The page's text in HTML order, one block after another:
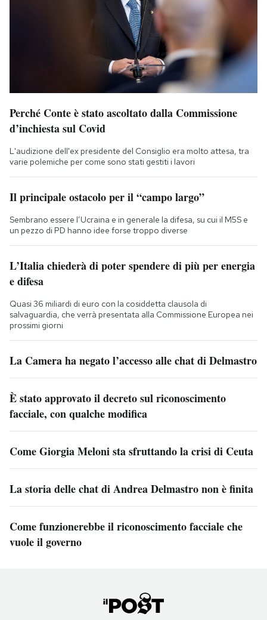
Perché Conte è stato ascoltato dalla Commissione
d’inchiesta sul Covid
L'audizione dell'ex presidente del Consiglio era molto attesa, tra
varie polemiche per come sono stati gestiti i lavori
Il principale ostacolo per il “campo largo”
Sembrano essere l’Ucraina e in generale la difesa, su cui il M5S e
un pezzo di PD hanno idee forse troppo diverse
L’Italia chiederà di poter spendere di più per energia
e difesa
Quasi 36 miliardi di euro con la cosiddetta clausola di
salvaguardia, che verrà presentata alla Commissione Europea nei
prossimi giorni
La Camera ha negato l’accesso alle chat di Delmastro
È stato approvato il decreto sul riconoscimento
facciale, con qualche modifica
Come Giorgia Meloni sta sfruttando la crisi di Ceuta
La storia delle chat di Andrea Delmastro non è finita
Come funzionerebbe il riconoscimento facciale che
vuole il governo